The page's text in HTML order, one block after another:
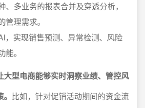
、多业务的报表合并及穿透分析，
管理需求。
，实现销售预测、异常检测、风险
。
大型电商能够实时洞察业绩、管控风
比如，针对促销活动期间的资金流